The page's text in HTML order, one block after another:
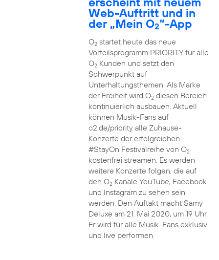
Web-Auftritt und in
der „Mein O2“-App
O2startet heute das neue
Vorteilsprogramm PRIORITY für alle
O2Kunden und setzt den
Schwerpunkt auf
Unterhaltungsthemen. Als Marke
der Freiheit wird O2diesen Bereich
kontinuierlich ausbauen. Aktuell
können Musik-Fans auf
o2.de/priority alle Zuhause-
Konzerte der erfolgreichen
#StayOn Festivalreihe von O2
kostenfrei streamen. Es werden
weitere Konzerte folgen, die auf
den O2Kanäle YouTube, Facebook
und Instagram zu sehen sein
werden. Den Auftakt macht Samy
Deluxe am 21. Mai 2020, um 19 Uhr.
Er wird für alle Musik-Fans exklusiv
und live performen.